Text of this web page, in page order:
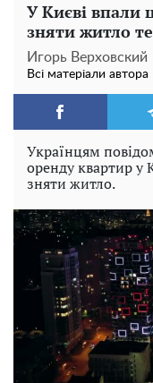
У Києві впали
зняти житло
Игорь Верховский
Всі матеріали автора
Українцям
оренду квартир у
зняти житло.